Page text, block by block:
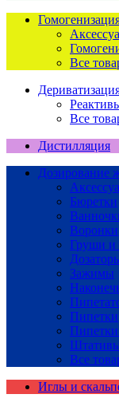
Все
Все
Дистилляция
Дозирование
Бюретки
Воронки
Груши
Зажимы
Пипетки
Пипетки
Все
Иглы и